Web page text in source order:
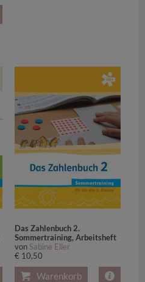
Das Zahlenbuch 2.
Sommertraining, Arbeitsheft
von Sabine Eller
€ 10,50
Warenkorb